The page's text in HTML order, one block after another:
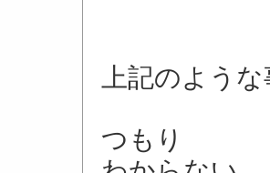
上記のよう
つもり